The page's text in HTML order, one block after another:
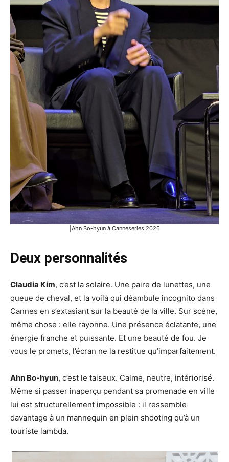
|Ahn Bo-hyun à Canneseries 2026
Deux personnalités
Claudia Kim, c’est la solaire. Une paire de lunettes, une
queue de cheval, et la voilà qui déambule incognito dans
Cannes en s’extasiant sur la beauté de la ville. Sur scène,
même chose : elle rayonne. Une présence éclatante, une
énergie franche et puissante. Et une beauté de fou. Je
vous le promets, l’écran ne la restitue qu’imparfaitement.
Ahn Bo-hyun, c’est le taiseux. Calme, neutre, intériorisé.
Même si passer inaperçu pendant sa promenade en ville
lui est structurellement impossible : il ressemble
davantage à un mannequin en plein shooting qu’à un
touriste lambda.